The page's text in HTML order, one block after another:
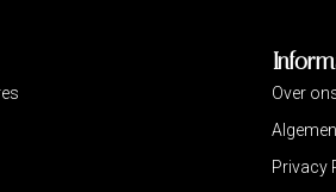
Over
Privacy